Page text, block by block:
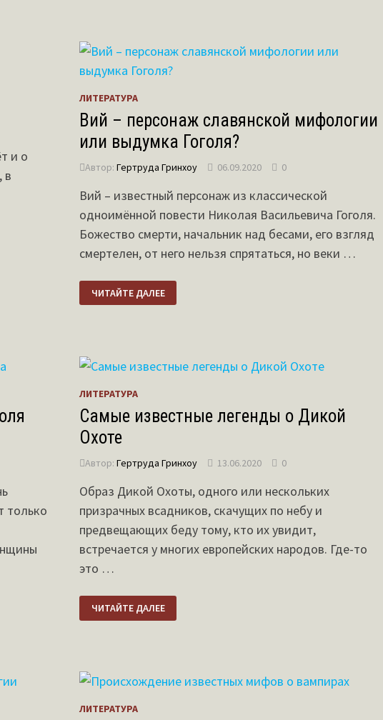
и о
в
ЛИТЕРАТУРА
Вий – персонаж славянской мифологии
или выдумка Гоголя?
Автор: Гертруда Гринхоу 06.09.2020 0
Вий – известный персонаж из классической
одноимённой повести Николая Васильевича Гоголя.
Божество смерти, начальник над бесами, его взгляд
смертелен, от него нельзя спрятаться, но веки …
–
ПЕРСОНАЖ
ГОГОЛЯ?
ЧИТАЙТЕ ДАЛЕЕ
только
ЛИТЕРАТУРА
Самые известные легенды о Дикой
Охоте
Автор: Гертруда Гринхоу 13.06.2020 0
Образ Дикой Охоты, одного или нескольких
призрачных всадников, скачущих по небу и
предвещающих беду тому, кто их увидит,
встречается у многих европейских народов. Где-то
это …
САМЫЕ
ИЗВЕСТНЫЕ
ЛЕГЕНДЫ
ЧИТАЙТЕ ДАЛЕЕ
ЛИТЕРАТУРА